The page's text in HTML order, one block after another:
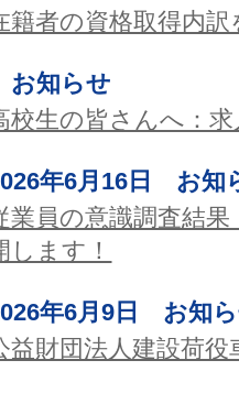
籍者の資格取得内
お知らせ
校生の皆さんへ：
年6月16日 お知
業員の意識調査結
します！
年6月9日 お知
益財団法人建設荷